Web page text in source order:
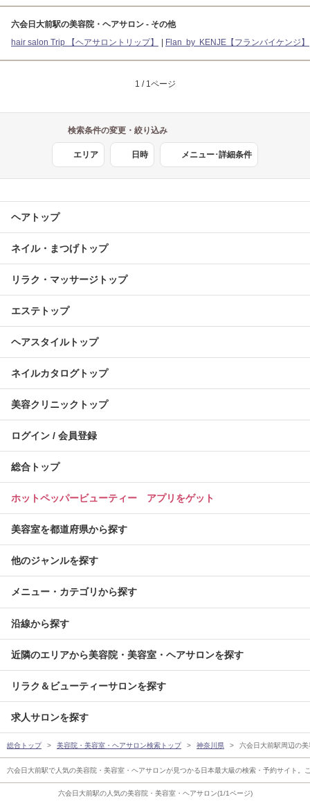
六会日大前駅の人気の美容院・美容室・ヘアサロン(1/1ページ)
六会日大前駅の美容院・ヘアサロン - その他
hair salon Trip 【ヘアサロントリップ】
Flan by KENJE【フランバイケンジ】
1 / 1ページ
検索条件の変更・絞り込み
エリア 日時 メニュー･詳細条件
ヘアトップ
ネイル・まつげトップ
リラク・マッサージトップ
エステトップ
ヘアスタイルトップ
ネイルカタログトップ
美容クリニックトップ
ログイン / 会員登録
総合トップ
ホットペッパービューティー アプリをゲット
美容室を都道府県から探す
他のジャンルを探す
メニュー・カテゴリから探す
沿線から探す
近隣のエリアから美容院・美容室・ヘアサロンを探す
リラク＆ビューティーサロンを探す
求人サロンを探す
総合トップ 美容院・美容室・ヘアサロン検索トップ 神奈川県 六会日大前駅周辺の
六会日大前駅で人気の美容院・美容室・ヘアサロンが見つかる日本最大級の検索・予約サイト